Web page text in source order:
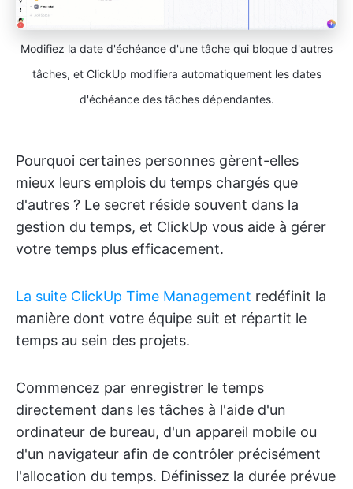
Modifiez la date d'échéance d'une tâche qui bloque d'autres
tâches, et ClickUp modifiera automatiquement les dates
d'échéance des tâches dépendantes.
Pourquoi certaines personnes gèrent-elles
mieux leurs emplois du temps chargés que
d'autres ? Le secret réside souvent dans la
gestion du temps, et ClickUp vous aide à gérer
votre temps plus efficacement.
La suite ClickUp Time Management redéfinit la
manière dont votre équipe suit et répartit le
temps au sein des projets.
Commencez par enregistrer le temps
directement dans les tâches à l'aide d'un
ordinateur de bureau, d'un appareil mobile ou
d'un navigateur afin de contrôler précisément
l'allocation du temps. Définissez la durée prévue